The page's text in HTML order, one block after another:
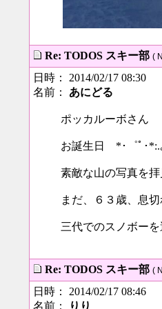
Re: TODOS スキー部 (
日時： 2014/02/17 08:30
名前： あにどる
ポッカルーボさん
お誕生日 *･゜ﾟ･*:.
素敵な山の写真を拝
まだ、６３歳、息
三代でのスノボー
Re: TODOS スキー部 (
日時： 2014/02/17 08:46
名前：
りり